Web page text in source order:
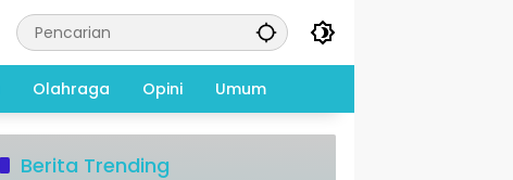
Olahraga Opini Umum
Berita Trending